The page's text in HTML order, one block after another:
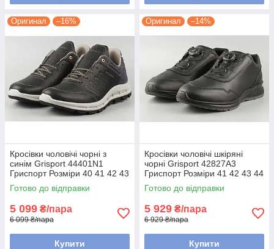
Оригинал –16%
Кросівки чоловічі чорні з
синім Grisport 44401N1
Гриспорт Розміри 40 41 42 43
44
Готово до відправки
5 099 ₴/пара
6 099 ₴/пара
Купити
Оригинал –14%
Кросівки чоловічі шкіряні
чорні Grisport 42827A3
Гриспорт Розміри 41 42 43 44
45
Готово до відправки
5 929 ₴/пара
6 929 ₴/пара
Купити